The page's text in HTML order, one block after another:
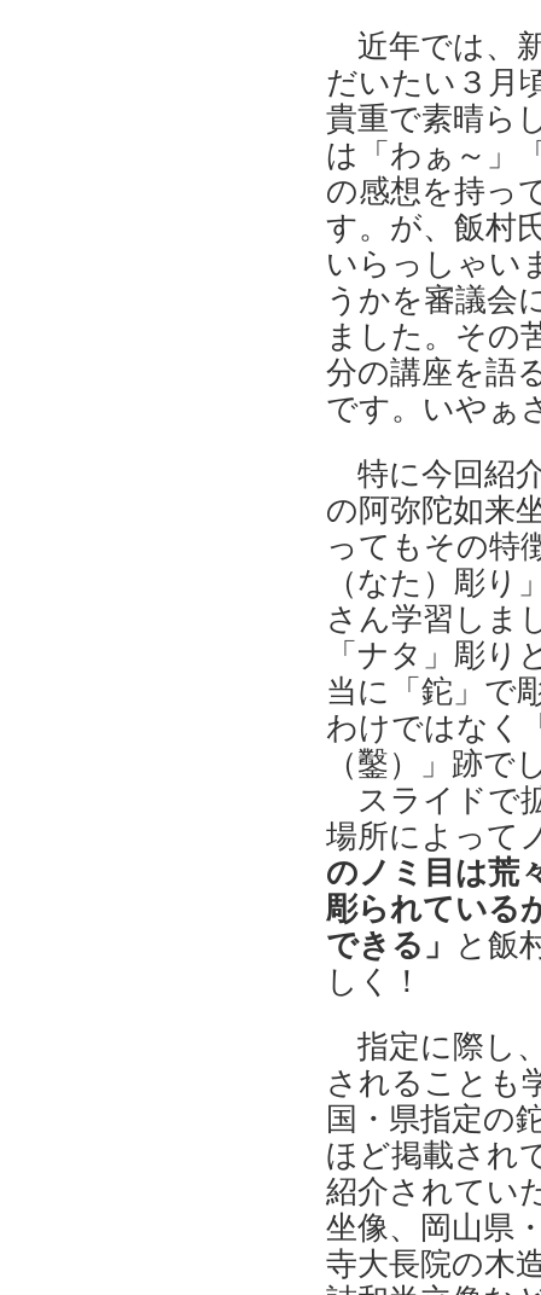
近年では、
だいたい３月
貴重で素晴ら
は「わぁ～」
の感想を持っ
す。が、飯村
いらっしゃい
うかを審議会
ました。その
分の講座を語
です。いやぁ
特に今回紹
の阿弥陀如来
ってもその特
（なた）彫り
さん学習しま
「ナタ」彫り
当に「鉈」で
わけではなく
（鑿）」跡で
スライドで
場所によって
のノミ目は荒
彫られている
できる」 と飯
しく！
指定に際し
されることも
国・県指定の
ほど掲載され
紹介されてい
坐像、岡山県
寺大長院の木